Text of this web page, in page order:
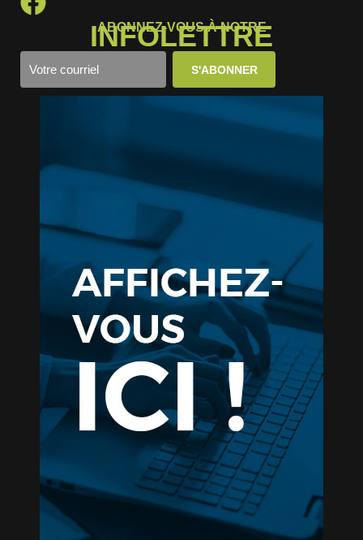
ABONNEZ-VOUS À NOTRE
INFOLETTRE